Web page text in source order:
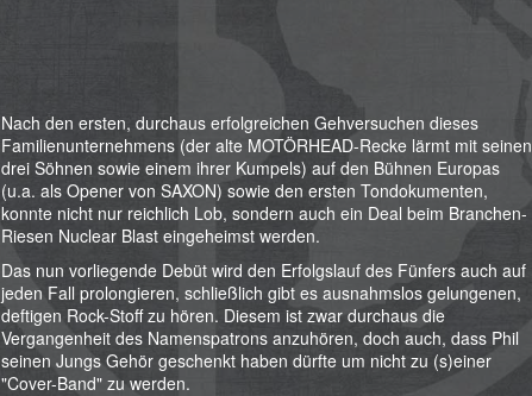
Nach den ersten, durchaus erfolgreichen Gehversuchen dieses
Familienunternehmens (der alte MOTÖRHEAD-Recke lärmt mit seinen
drei Söhnen sowie einem ihrer Kumpels) auf den Bühnen Europas
(u.a. als Opener von SAXON) sowie den ersten Tondokumenten,
konnte nicht nur reichlich Lob, sondern auch ein Deal beim Branchen-
Riesen Nuclear Blast eingeheimst werden.
Das nun vorliegende Debüt wird den Erfolgslauf des Fünfers auch auf
jeden Fall prolongieren, schließlich gibt es ausnahmslos gelungenen,
deftigen Rock-Stoff zu hören. Diesem ist zwar durchaus die
Vergangenheit des Namenspatrons anzuhören, doch auch, dass Phil
seinen Jungs Gehör geschenkt haben dürfte um nicht zu (s)einer
"Cover-Band" zu werden.